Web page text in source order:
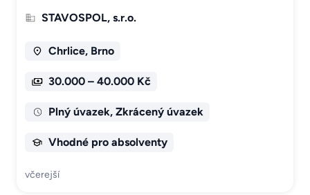
STAVOSPOL, s.r.o.
Chrlice, Brno
30.000 – 40.000 Kč
Plný úvazek, Zkrácený úvazek
Vhodné pro absolventy
včerejší